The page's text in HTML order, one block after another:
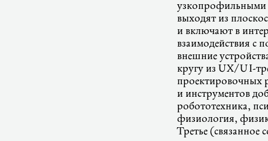
узкопрофильными
выходят из
и включают в
взаимодействия с
внешние
кругу из UX/ UI-
проектировочных
и инструментов
робототехника,
физиология,
Третье (связанное